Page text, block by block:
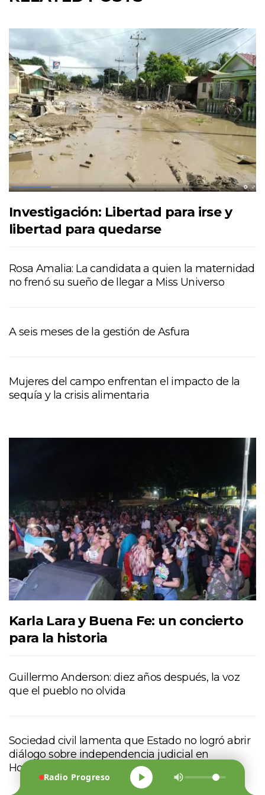
Investigación: Libertad para irse y
libertad para quedarse
Rosa Amalia: La candidata a quien la maternidad
no frenó su sueño de llegar a Miss Universo
A seis meses de la gestión de Asfura
Mujeres del campo enfrentan el impacto de la
sequía y la crisis alimentaria
Karla Lara y Buena Fe: un concierto
para la historia
Guillermo Anderson: diez años después, la voz
que el pueblo no olvida
Sociedad civil lamenta que Estado no logró abrir
diálogo sobre independencia judicial en
Honduras
Radio Progreso